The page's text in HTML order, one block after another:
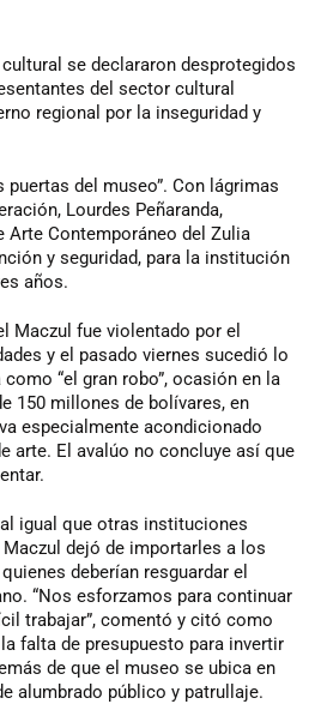
se declararon desprotegidos
del sector cultural
regional por la inseguridad y
puertas del museo”. Con lágrimas
Lourdes Peñaranda,
Arte Contemporáneo del Zulia
y seguridad, para la institución
años.
Maczul fue violentado por el
y el pasado viernes sucedió lo
“el gran robo”, ocasión en la
150 millones de bolívares, en
especialmente acondicionado
arte. El avalúo no concluye así que
igual que otras instituciones
dejó de importarles a los
deberían resguardar el
“Nos esforzamos para continuar
trabajar”, comentó y citó como
falta de presupuesto para invertir
de que el museo se ubica en
alumbrado público y patrullaje.